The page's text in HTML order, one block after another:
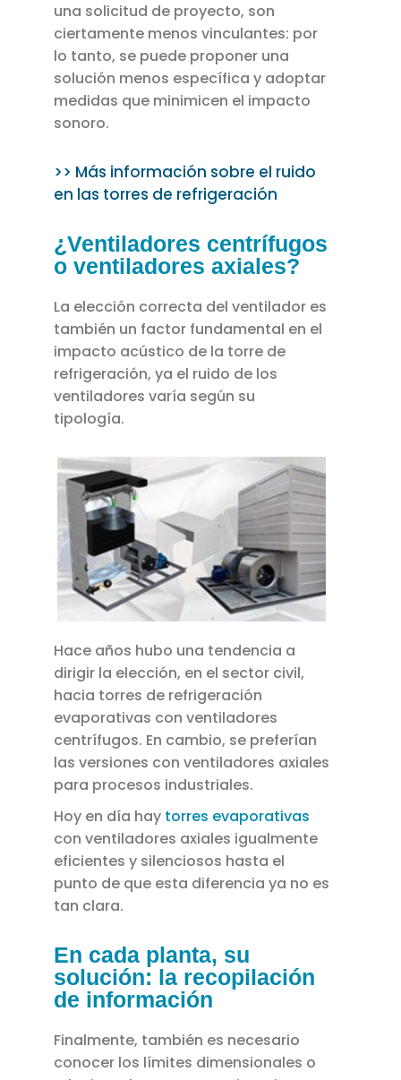
una solicitud de proyecto, son
ciertamente menos vinculantes: por
lo tanto, se puede proponer una
solución menos específica y adoptar
medidas que minimicen el impacto
sonoro.
>> Más información sobre el ruido
en las torres de refrigeración
¿Ventiladores centrífugos
o ventiladores axiales?
La elección correcta del ventilador es
también un factor fundamental en el
impacto acústico de la torre de
refrigeración, ya el ruido de los
ventiladores varía según su
tipología.
Hace años hubo una tendencia a
dirigir la elección, en el sector civil,
hacia torres de refrigeración
evaporativas con ventiladores
centrífugos. En cambio, se preferían
las versiones con ventiladores axiales
para procesos industriales.
Hoy en día hay torres evaporativas
con ventiladores axiales igualmente
eficientes y silenciosos hasta el
punto de que esta diferencia ya no es
tan clara.
En cada planta, su
solución: la recopilación
de información
Finalmente, también es necesario
conocer los límites dimensionales o